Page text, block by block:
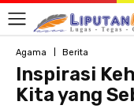
Agama Berita
Inspirasi
Kita yang